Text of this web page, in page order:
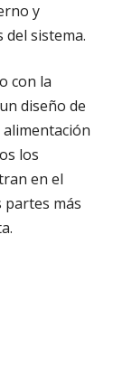
y
sistema.
con la
diseño de
los
en el
más